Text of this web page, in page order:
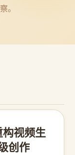
。
视频生
创作